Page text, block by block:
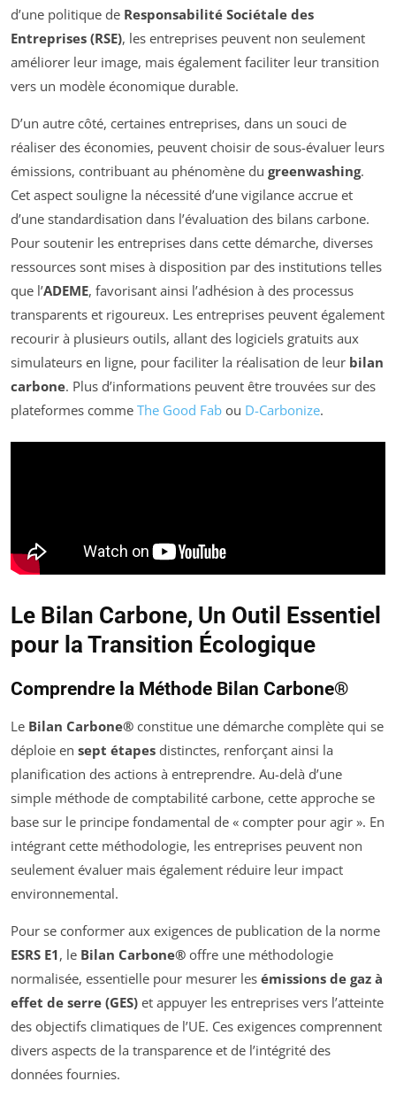
d’une politique de Responsabilité Sociétale des
Entreprises (RSE), les entreprises peuvent non seulement
améliorer leur image, mais également faciliter leur transition
vers un modèle économique durable.
D’un autre côté, certaines entreprises, dans un souci de
réaliser des économies, peuvent choisir de sous-évaluer leurs
émissions, contribuant au phénomène du greenwashing.
Cet aspect souligne la nécessité d’une vigilance accrue et
d’une standardisation dans l’évaluation des bilans carbone.
Pour soutenir les entreprises dans cette démarche, diverses
ressources sont mises à disposition par des institutions telles
que l’ADEME, favorisant ainsi l’adhésion à des processus
transparents et rigoureux. Les entreprises peuvent également
recourir à plusieurs outils, allant des logiciels gratuits aux
simulateurs en ligne, pour faciliter la réalisation de leur bilan
carbone. Plus d’informations peuvent être trouvées sur des
plateformes comme The Good Fab ou D-Carbonize.
Le Bilan Carbone, Un Outil Essentiel
pour la Transition Écologique
Comprendre la Méthode Bilan Carbone®
Le Bilan Carbone® constitue une démarche complète qui se
déploie en sept étapes distinctes, renforçant ainsi la
planification des actions à entreprendre. Au-delà d’une
simple méthode de comptabilité carbone, cette approche se
base sur le principe fondamental de « compter pour agir ». En
intégrant cette méthodologie, les entreprises peuvent non
seulement évaluer mais également réduire leur impact
environnemental.
Pour se conformer aux exigences de publication de la norme
ESRS E1, le Bilan Carbone® offre une méthodologie
normalisée, essentielle pour mesurer les émissions de gaz à
effet de serre (GES) et appuyer les entreprises vers l’atteinte
des objectifs climatiques de l’UE. Ces exigences comprennent
divers aspects de la transparence et de l’intégrité des
données fournies.